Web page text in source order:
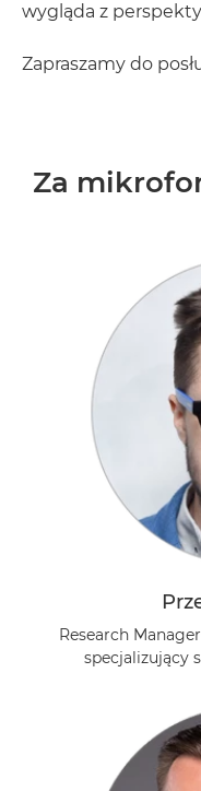
wygląda z
Zapraszamy do
Za
Research
specjalizujący